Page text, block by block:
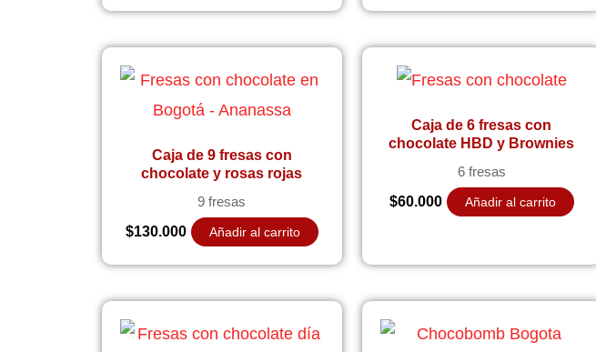
Caja de 9 fresas con
chocolate y rosas rojas
9 fresas
$130.000 Añadir al carrito
Caja de 6 fresas con
chocolate HBD y Brownies
6 fresas
$60.000 Añadir al carrito